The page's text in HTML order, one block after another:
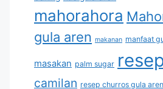
mahorahora
gula aren makanan manfaat
masakan palm sugar
camilan resep churros gula aren